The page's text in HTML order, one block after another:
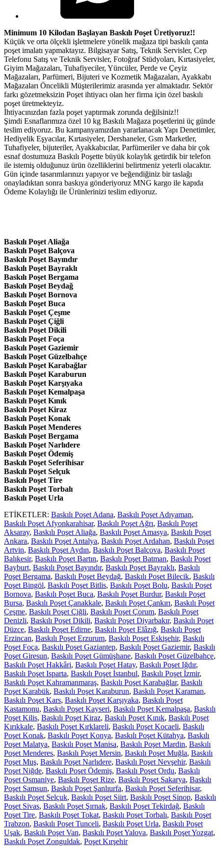
Minimum 10 Kilodan Başlayan Baskılı Poşet Üretiyoruz!!
Küçük ve orta ölçekli işletmelere yönelik mağaza tipi baskılı çanta
poşet imalatı yapmaktayız. Bilgisayar Satış, Teknik Servisler, Cep
Telefonu Satış ve Teknik Servisler, Fotoğraf Stüdyoları, Kırtasiyeler,
Giyim Mağazaları, Tuhafiyeciler, Yüncüler, Perde ve Çeyiz
Mağazaları, Parfümeri, Bijuteri ve Kozmetik Mağazaları, Ayakkabı
Mağazaları Öncelikli Müşterilerimiz arasında yer almaktadır. Sektör
farkı gözetmeksizin Poşet ihtiyacı olan her firma için özel baskılı
poşet üretmekteyiz.
İhtiyacınızdan fazla poşet yaptırmak zorunda değilsiniz!!
Şimdi Esnaflarımıza özel 10 kg Baskılı Mağaza poşetlerini üç günde
teslim ediyoruz. Bu kampanyamızdan yararlanacak Yapı Denetimler,
Hediyelik Eşyacılar, Kırtasiyeler, Dershaneler, Gsm Marketler,
Tuhafiyeler, bijuteriler, Ayakkabıcılar, Parfümeriler ve daha bir çok
esnaf dostumuza Baskılı Poşette büyük kolaylık getirdik bir telefon
ile istemiş olduğunuz ürün özelliklerini belirtmeniz yeterli olacaktır.
Gün içinde tasarımlarınızı yapıyor ve beğendiğiniz bir taslağı
onayladıktan sonra baskıya gönderiyoruz MNG kargo ile kapıda
Ödeme Kolaylığı ile Ürünlerinizi teslim ediyoruz.
Baskılı Poşet Aliağa
Baskılı Poşet Balçova
Baskılı Poşet Bayındır
Baskılı Poşet Bayraklı
Baskılı Poşet Bergama
Baskılı Poşet Beydağ
Baskılı Poşet Bornova
Baskılı Poşet Buca
Baskılı Poşet Çeşme
Baskılı Poşet Çiğli
Baskılı Poşet Dikili
Baskılı Poşet Foça
Baskılı Poşet Gaziemir
Baskılı Poşet Güzelbahçe
Baskılı Poşet Karabağlar
Baskılı Poşet Karaburun
Baskılı Poşet Karşıyaka
Baskılı Poşet Kemalpaşa
Baskılı Poşet Kınık
Baskılı Poşet Kiraz
Baskılı Poşet Konak
Baskılı Poşet Menderes
Baskılı Poşet Bergama
Baskılı Poşet Narlıdere
Baskılı Poşet Ödemiş
Baskılı Poşet Seferihisar
Baskılı Poşet Selçuk
Baskılı Poşet Tire
Baskılı Poşet Torbalı
Baskılı Poşet Urla
ETİKETLER: Baskılı Poşet Adana, Baskılı Poşet Adıyaman,
Baskılı Poşet Afyonkarahisar, Baskılı Poşet Ağrı, Baskılı Poşet
Aksaray, Baskılı Poşet Aliağa, Baskılı Poşet Amasya, Baskılı Poşet
Ankara, Baskılı Poşet Antalya, Baskılı Poşet Ardahan, Baskılı Poşet
Artvin, Baskılı Poşet Aydın, Baskılı Poşet Balçova, Baskılı Poşet
Balıkesir, Baskılı Poşet Bartın, Baskılı Poşet Batman, Baskılı Poşet
Bayburt, Baskılı Poşet Bayındır, Baskılı Poşet Bayraklı, Baskılı
Poşet Bergama, Baskılı Poşet Beydağ, Baskılı Poşet Bilecik, Baskılı
Poşet Bingöl, Baskılı Poşet Bitlis, Baskılı Poşet Bolu, Baskılı Poşet
Bornova, Baskılı Poşet Buca, Baskılı Poşet Burdur, Baskılı Poşet
Bursa, Baskılı Poşet Çanakkale, Baskılı Poşet Çankırı, Baskılı Poşet
Çeşme, Baskılı Poşet Çiğli, Baskılı Poşet Çorum, Baskılı Poşet
Denizli, Baskılı Poşet Dikili, Baskılı Poşet Diyarbakır, Baskılı Poşet
Düzce, Baskılı Poşet Edirne, Baskılı Poşet Elâzığ, Baskılı Poşet
Erzincan, Baskılı Poşet Erzurum, Baskılı Poşet Eskişehir, Baskılı
Poşet Foça, Baskılı Poşet Gaziantep, Baskılı Poşet Gaziemir, Baskılı
Poşet Giresun, Baskılı Poşet Gümüşhane, Baskılı Poşet Güzelbahçe,
Baskılı Poşet Hakkâri, Baskılı Poşet Hatay, Baskılı Poşet Iğdır,
Baskılı Poşet Isparta, Baskılı Poşet İstanbul, Baskılı Poşet İzmir,
Baskılı Poşet Kahramanmaraş, Baskılı Poşet Karabağlar, Baskılı
Poşet Karabük, Baskılı Poşet Karaburun, Baskılı Poşet Karaman,
Baskılı Poşet Kars, Baskılı Poşet Karşıyaka, Baskılı Poşet
Kastamonu, Baskılı Poşet Kayseri, Baskılı Poşet Kemalpaşa, Baskılı
Poşet Kilis, Baskılı Poşet Kiraz, Baskılı Poşet Kınık, Baskılı Poşet
Kırıkkale, Baskılı Poşet Kırklareli, Baskılı Poşet Kocaeli, Baskılı
Poşet Konak, Baskılı Poşet Konya, Baskılı Poşet Kütahya, Baskılı
Poşet Malatya, Baskılı Poşet Manisa, Baskılı Poşet Mardin, Baskılı
Poşet Menderes, Baskılı Poşet Mersin, Baskılı Poşet Muğla, Baskılı
Poşet Muş, Baskılı Poşet Narlıdere, Baskılı Poşet Nevşehir, Baskılı
Poşet Niğde, Baskılı Poşet Ödemiş, Baskılı Poşet Ordu, Baskılı
Poşet Osmaniye, Baskılı Poşet Rize, Baskılı Poşet Sakarya, Baskılı
Poşet Samsun, Baskılı Poşet Şanlıurfa, Baskılı Poşet Seferihisar,
Baskılı Poşet Selçuk, Baskılı Poşet Siirt, Baskılı Poşet Sinop, Baskılı
Poşet Sivas, Baskılı Poşet Şırnak, Baskılı Poşet Tekirdağ, Baskılı
Poşet Tire, Baskılı Poşet Tokat, Baskılı Poşet Torbalı, Baskılı Poşet
Trabzon, Baskılı Poşet Tunceli, Baskılı Poşet Urla, Baskılı Poşet
Uşak, Baskılı Poşet Van, Baskılı Poşet Yalova, Baskılı Poşet Yozgat,
Baskılı Poşet Zonguldak, Poşet Kırşehir